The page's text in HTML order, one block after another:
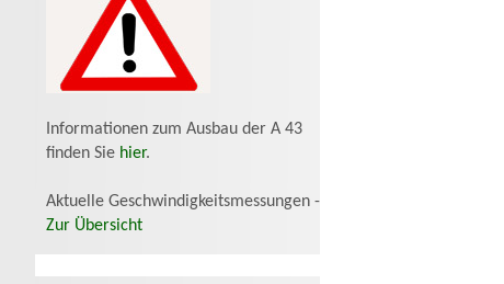
Informationen zum Ausbau der A 43
finden Sie hier.
Aktuelle Geschwindigkeitsmessungen -
Zur Übersicht